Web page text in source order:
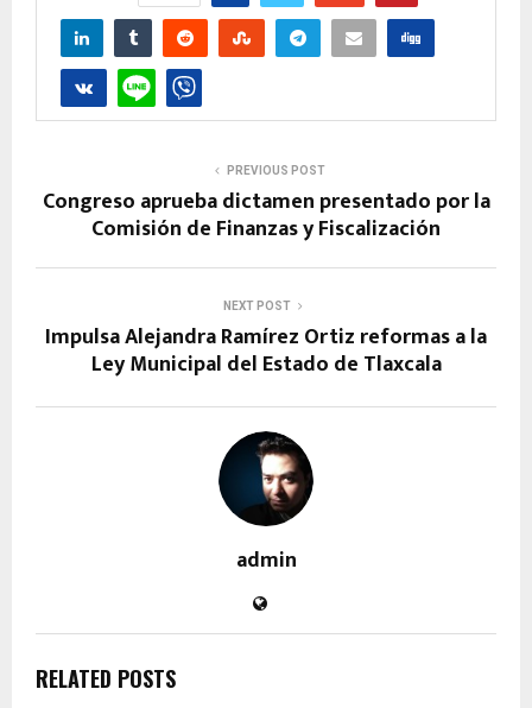
PREVIOUS POST
Congreso aprueba dictamen presentado por la
Comisión de Finanzas y Fiscalización
NEXT POST
Impulsa Alejandra Ramírez Ortiz reformas a la
Ley Municipal del Estado de Tlaxcala
admin
RELATED POSTS